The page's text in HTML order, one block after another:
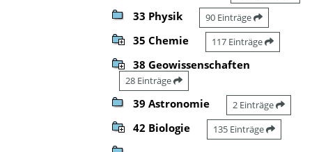
33 Physik 90 Einträge
35 Chemie 117 Einträge
38 Geowissenschaften
28 Einträge
39 Astronomie 2 Einträge
42 Biologie 135 Einträge